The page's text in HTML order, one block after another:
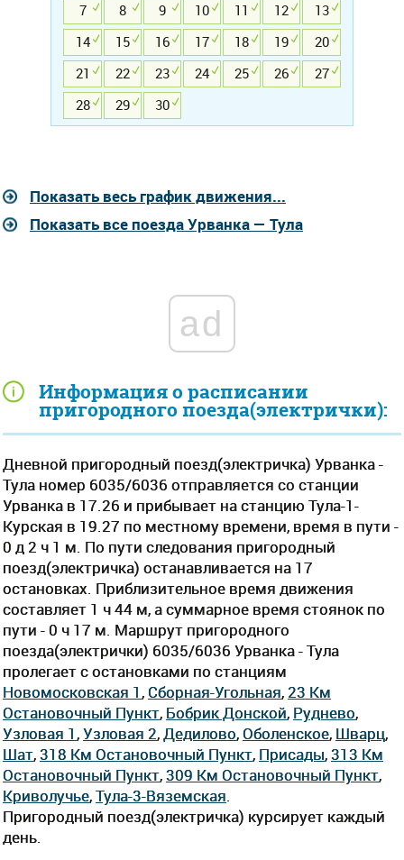
Информация о расписании
пригородного поезда(электрички):
Дневной пригородный поезд(электричка) Урванка -
Тула номер 6035/6036 отправляется со станции
Урванка в 17.26 и прибывает на станцию Тула-1-
Курская в 19.27 по местному времени, время в пути -
0 д 2 ч 1 м. По пути следования пригородный
поезд(электричка) останавливается на 17
остановках. Приблизительное время движения
составляет 1 ч 44 м, а суммарное время стоянок по
пути - 0 ч 17 м. Маршрут пригородного
поезда(электрички) 6035/6036 Урванка - Тула
пролегает c остановками по станциям
Новомосковская 1 , Сборная-Угольная,23 Км
Остановочный Пункт, Бобрик Донской, Руднево,
Узловая 1 ,Узловая 2, Дедилово,Оболенское, Шварц,
Шат,318 Км Остановочный Пункт, Присады,313 Км
Остановочный Пункт,309 Км Остановочный Пункт,
Криволучье,Тула-3-Вяземская
Пригородный поезд(электричка) курсирует каждый
день.
7
8 9 10 11 12
13
14
15 16 17 18 19
20
21
22 23 24 25 26
27
28
29 30
Показать весь график движения...
Показать все поезда Урванка — Тула
ad